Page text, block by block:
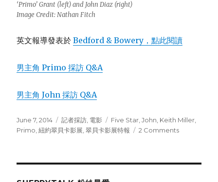
‘Primo’ Grant (left) and John Diaz (right)
Image Credit: Nathan Fitch
英文報導發表於Bedford & Bowery，點此閱讀
男主角 Primo 採訪 Q&A
男主角 John 採訪 Q&A
Posted
on
June 7, 2014 Categories
記者採訪, 電影 Tags
Five Star,John, Keith Miller,
Primo,紐約翠貝卡影展,翠貝卡影展特報 2 Comments
展：